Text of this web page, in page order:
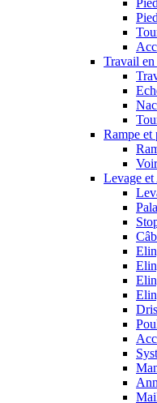
Travail en
Rampe et
Levage et